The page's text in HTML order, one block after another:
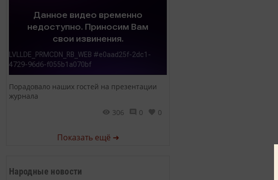
Порадовало наших гостей на презентации
журнала
306
0 0
Показать ещё ➜
Народные новости